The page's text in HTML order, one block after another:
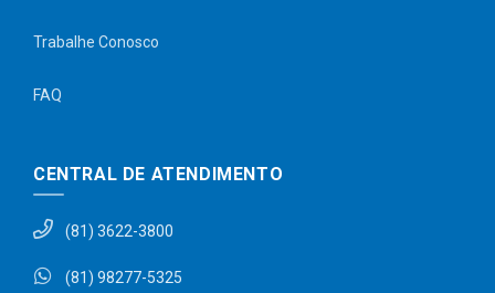
Trabalhe Conosco
FAQ
CENTRAL DE ATENDIMENTO
(81) 3622-3800
(81) 98277-5325